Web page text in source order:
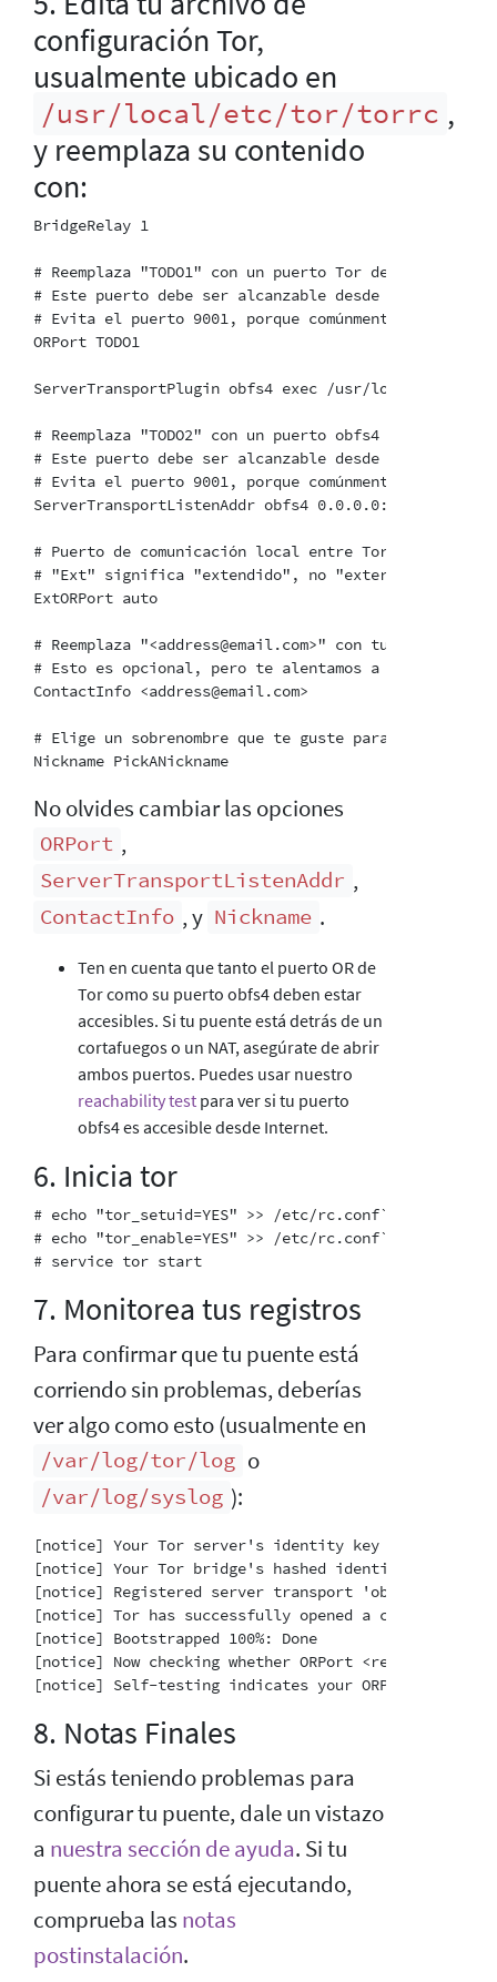
configuración Tor,
usualmente ubicado en
/usr/local/etc/tor/torrc ,
y reemplaza su contenido
con:
BridgeRelay 1
# Reemplaza "TODO1" con un puerto Tor de tu
# Este puerto debe ser alcanzable desde el exterior.
# Evita el puerto 9001, porque comúnmente está
ORPort TODO1
ServerTransportPlugin obfs4 exec /usr/local/bin/
# Reemplaza "TODO2" con un puerto obfs4 de tu
# Este puerto debe ser alcanzable desde el
# Evita el puerto 9001, porque comúnmente está
ServerTransportListenAddr obfs4 0.0.0.0:TODO2
# Puerto de comunicación local entre Tor y obfs4.
# "Ext" significa "extendido", no "externo".  No
ExtORPort auto
# Reemplaza "<address@email.com>" con tu
# Esto es opcional, pero te alentamos a que lo
ContactInfo <address@email.com>
# Elige un sobrenombre que te guste para tu
No olvides cambiar las opciones
ORPort ,
ServerTransportListenAddr ,
ContactInfo , y Nickname .
Ten en cuenta que tanto el puerto OR de
Tor como su puerto obfs4 deben estar
accesibles. Si tu puente está detrás de un
cortafuegos o un NAT, asegúrate de abrir
ambos puertos. Puedes usar nuestro
reachability test para ver si tu puerto
obfs4 es accesible desde Internet.
6. Inicia tor
# echo "tor_setuid=YES" >> /etc/rc.conf`
# echo "tor_enable=YES" >> /etc/rc.conf`
7. Monitorea tus registros
Para confirmar que tu puente está
corriendo sin problemas, deberías
ver algo como esto (usualmente en
/var/log/tor/log o
/var/log/syslog ):
[notice] Your Tor server's identity key fingerprint is
[notice] Your Tor bridge's hashed identity key
[notice] Registered server transport 'obfs4' at
[notice] Tor has successfully opened a circuit.
[notice] Bootstrapped 100%: Done
[notice] Now checking whether ORPort
8. Notas Finales
Si estás teniendo problemas para
configurar tu puente, dale un vistazo
a nuestra sección de ayuda. Si tu
puente ahora se está ejecutando,
comprueba las notas
postinstalación.